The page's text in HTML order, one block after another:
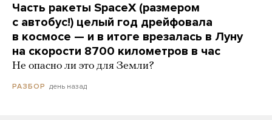
Часть ракеты SpaceX (размером
с автобус!) целый год дрейфовала
в космосе — и в итоге врезалась в Луну
на скорости 8700 километров в час
Не опасно ли это для Земли?
РАЗБОР день назад